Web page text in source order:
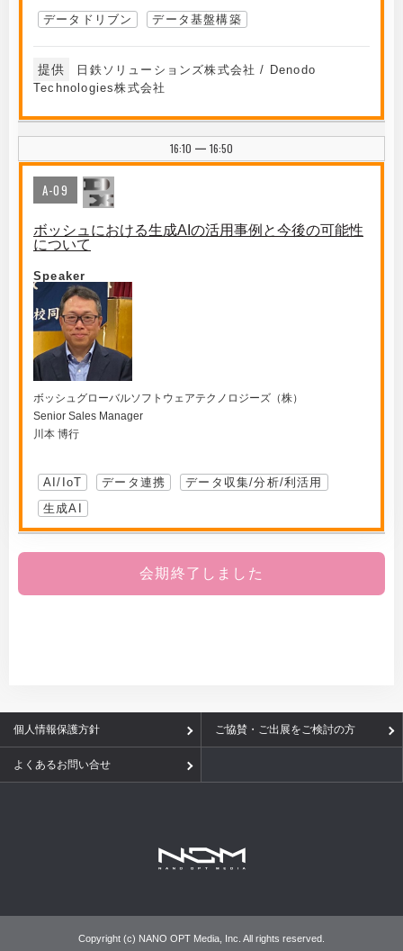
データドリブン データ基盤構築
提供
日鉄ソリューションズ株式会社 / Denodo
Technologies株式会社
16:10 | 16:50
A-09
ボッシュにおける生成AIの活用事例と今後の可能性
について
Speaker
ボッシュグローバルソフトウェアテクノロジーズ（株）
Senior Sales Manager
川本 博行
AI/IoT データ連携
データ収集/分析/利活用
生成AI
会期終了しました
個人情報保護方針 ご協賛・ご出展をご検討の方
よくあるお問い合せ
Copyright (c) NANO OPT Media, Inc. All rights reserved.